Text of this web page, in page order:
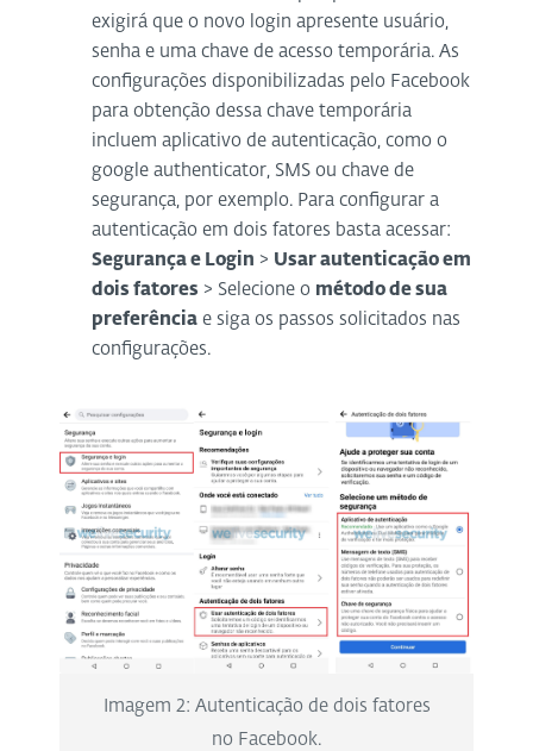
exigirá que o novo login apresente usuário,
senha e uma chave de acesso temporária. As
configurações disponibilizadas pelo Facebook
para obtenção dessa chave temporária
incluem aplicativo de autenticação, como o
google authenticator, SMS ou chave de
segurança, por exemplo. Para configurar a
autenticação em dois fatores basta acessar:
Segurança e Login > Usar autenticação em
dois fatores > Selecione o método de sua
preferência e siga os passos solicitados nas
configurações.
Imagem 2: Autenticação de dois fatores
no Facebook.